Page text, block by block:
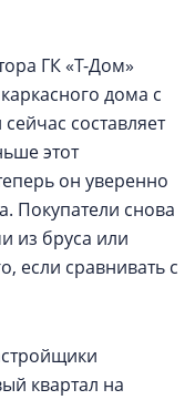
ГК «Т-Дом»
дома с
составляет
этот
он уверенно
Покупатели снова
из бруса или
если сравнивать с
квартал на